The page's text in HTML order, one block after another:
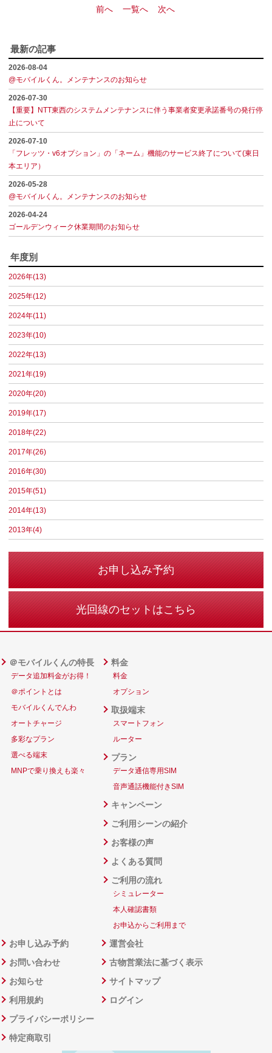
前へ 一覧へ 次へ
最新の記事
2026-08-04
@モバイルくん。メンテナンスのお知らせ
2026-07-30
【重要】NTT東西のシステムメンテナンスに伴う事業者変更承諾番号の発行停
止について
2026-07-10
「フレッツ・v6オプション」の「ネーム」機能のサービス終了について(東日
本エリア）
2026-05-28
@モバイルくん。メンテナンスのお知らせ
2026-04-24
ゴールデンウィーク休業期間のお知らせ
年度別
2026年(13)
2025年(12)
2024年(11)
2023年(10)
2022年(13)
2021年(19)
2020年(20)
2019年(17)
2018年(22)
2017年(26)
2016年(30)
2015年(51)
2014年(13)
2013年(4)
お申し込み予約
光回線のセットはこちら
＠モバイルくんの特長
データ追加料金がお得！
＠ポイントとは
モバイルくんでんわ
オートチャージ
多彩なプラン
選べる端末
MNPで乗り換えも楽々
料金
料金
オプション
取扱端末
スマートフォン
ルーター
プラン
データ通信専用SIM
音声通話機能付きSIM
キャンペーン
ご利用シーンの紹介
お客様の声
よくある質問
ご利用の流れ
シミュレーター
本人確認書類
お申込からご利用まで
お申し込み予約
お問い合わせ
お知らせ
利用規約
プライバシーポリシー
特定商取引
運営会社
古物営業法に基づく表示
サイトマップ
ログイン